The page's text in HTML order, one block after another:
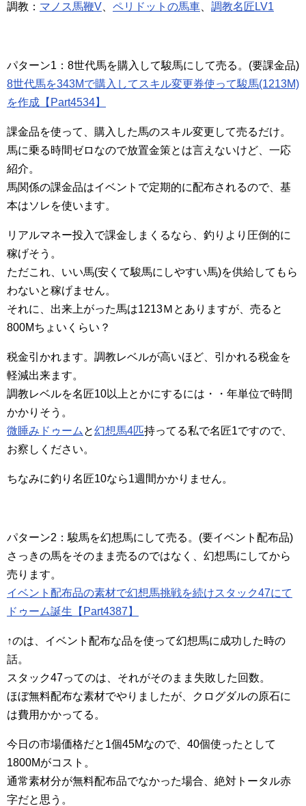
調教： マノス馬鞭V ペリドットの馬車 調教名匠LV1
パターン1：8世代馬を購入して駿馬にして売る。(要課金品)
8世代馬を343Mで購入してスキル変更券使って駿馬(1213M)
を作成【Part4534】
課金品を使って、購入した馬のスキル変更して売るだけ。
馬に乗る時間ゼロなので放置金策とは言えないけど、一応
紹介。
馬関係の課金品はイベントで定期的に配布されるので、基
本はソレを使います。
リアルマネー投入で課金しまくるなら、釣りより圧倒的に
稼げそう。
ただこれ、いい馬(安くて駿馬にしやすい馬)を供給してもら
わないと稼げません。
それに、出来上がった馬は1213Ｍとありますが、売ると
800Mちょいくらい？
税金引かれます。調教レベルが高いほど、引かれる税金を
軽減出来ます。
調教レベルを名匠10以上とかにするには・・年単位で時間
かかりそう。
微睡みドゥーム と幻想馬4匹持ってる私で名匠1ですので、
お察しください。
ちなみに釣り名匠10なら1週間かかりません。
パターン2：駿馬を幻想馬にして売る。(要イベント配布品)
さっきの馬をそのまま売るのではなく、幻想馬にしてから
売ります。
イベント配布品の素材で幻想馬挑戦を続けスタック47にて
ドゥーム誕生【Part4387】
↑のは、イベント配布な品を使って幻想馬に成功した時の
話。
スタック47ってのは、それがそのまま失敗した回数。
ほぼ無料配布な素材でやりましたが、クログダルの原石に
は費用かかってる。
今日の市場価格だと1個45Mなので、40個使ったとして
1800Mがコスト。
通常素材分が無料配布品でなかった場合、絶対トータル赤
字だと思う。